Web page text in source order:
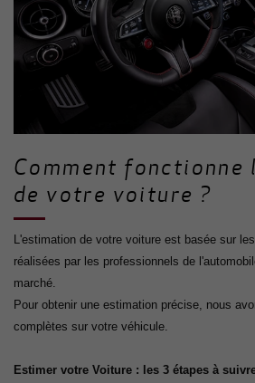
Comment
de votre voiture ?
L'estimation de votre voiture est basée sur
réalisées par les professionnels de
marché.
Pour obtenir une estimation précise, nous
complètes sur votre véhicule.
Estimer votre Voiture : les 3 étapes à